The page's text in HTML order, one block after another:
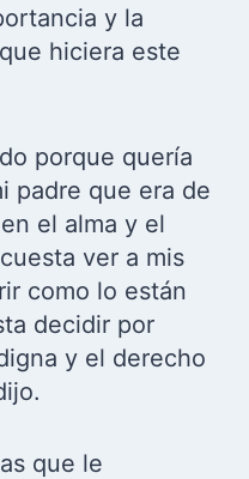
y la
hiciera este
porque quería
padre que era de
el alma y el
ver a mis
como lo están
decidir por
y el derecho
que le